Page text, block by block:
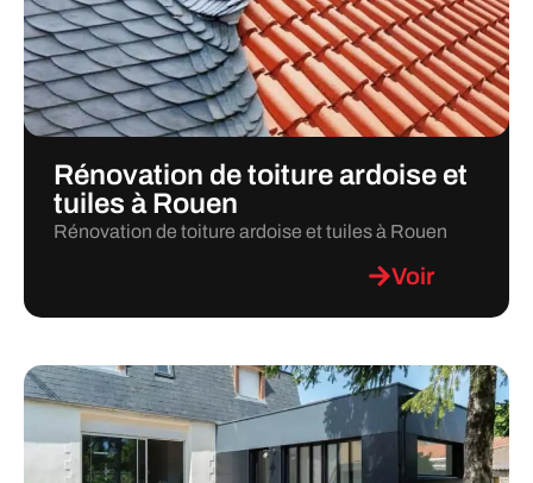
Rénovation de toiture ardoise et
tuiles à Rouen
Rénovation de toiture ardoise et tuiles à Rouen
Voir